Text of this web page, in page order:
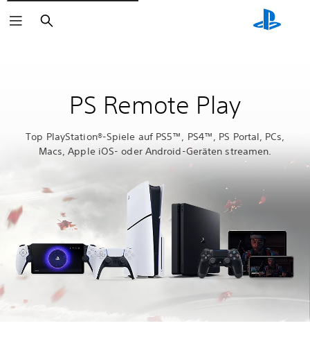
Suchen
PS Remote Play
Top PlayStation®-Spiele auf PS5™, PS4™, PS Portal, PCs,
Macs, Apple iOS- oder Android-Geräten streamen.